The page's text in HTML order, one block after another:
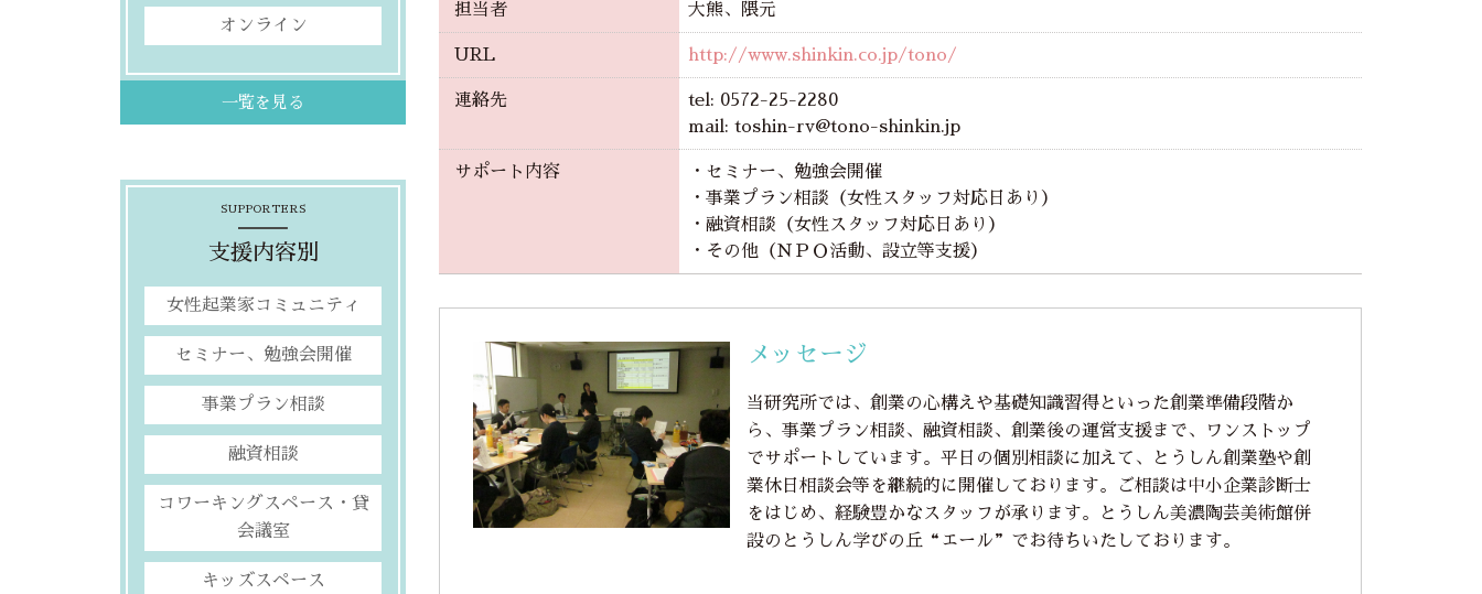
担当者 大熊、隈元
URL http://www.shinkin.co.jp/tono/
連絡先
tel: 0572-25-2280
mail: toshin-rv@tono-shinkin.jp
サポート内容
・セミナー、勉強会開催
・事業プラン相談（女性スタッフ対応日あり）
・融資相談（女性スタッフ対応日あり）
・その他（ＮＰＯ活動、設立等支援）
メッセージ
当研究所では、創業の心構えや基礎知識習得といった創業準備段階か
ら、事業プラン相談、融資相談、創業後の運営支援まで、ワンストップ
でサポートしています。平日の個別相談に加えて、とうしん創業塾や創
業休日相談会等を継続的に開催しております。ご相談は中小企業診断士
をはじめ、経験豊かなスタッフが承ります。とうしん美濃陶芸美術館併
設のとうしん学びの丘“エール”でお待ちいたしております。
オンライン
一覧を見る
SUPPORTERS
支援内容別
女性起業家コミュニティ
セミナー、勉強会開催
事業プラン相談
融資相談
コワーキングスペース・貸
会議室
キッズスペース